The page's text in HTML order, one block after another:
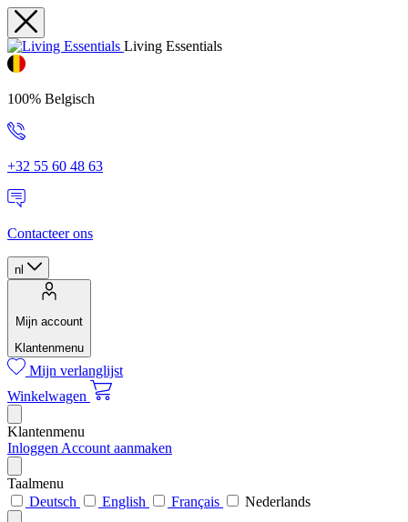
Living Essentials
100% Belgisch
+32 55 60 48 63
Contacteer ons
nl
Mijn account
Klantenmenu
Mijn verlanglijst
Winkelwagen
Klantenmenu
Inloggen Account aanmaken
Taalmenu
Deutsch
English Français Nederlands